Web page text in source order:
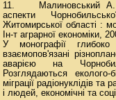
11. Малиновський А. С.
аспекти
Житомирської області :
Ін-т аграрної економіки,
У монографії
взаємопов'язані
аварією на
Розглядаються еколого-
міграції радіонуклідів та
і людей, економічні та